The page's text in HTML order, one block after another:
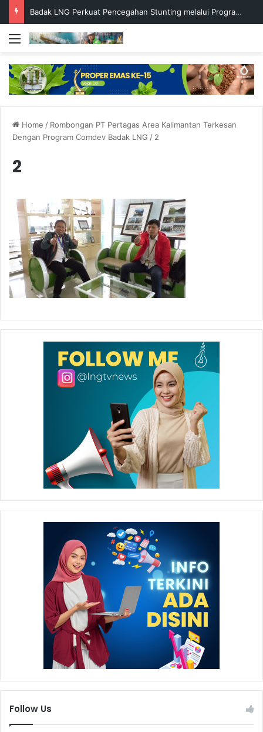
Badak LNG Perkuat Pencegahan Stunting melalui Program Akar Ranting
Menu
Home / Rombongan PT Pertagas Area Kalimantan Terkesan
Dengan Program Comdev Badak LNG / 2
2
Follow Us